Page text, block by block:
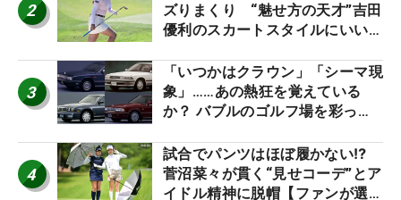
2
ズりまくり “魅せ方の天才”吉田
優利のスカートスタイルにいい
3
「いつかはクラウン」「シーマ現
象」……あの熱狂を覚えている
か？ バブルのゴルフ場を彩った
4
試合でパンツはほぼ履かない⁉
菅沼菜々が貫く“見せコーデ”とア
イドル精神に脱帽【ファンが選ぶ